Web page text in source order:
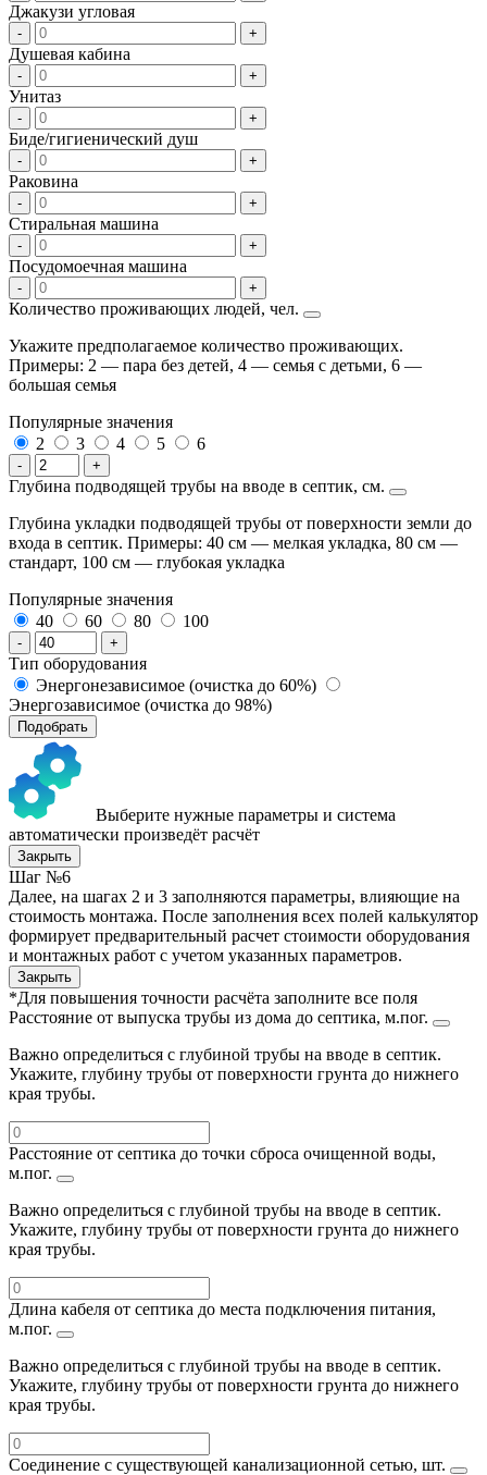
Джакузи угловая
- +
Душевая кабина
- +
Унитаз
- +
Биде/гигиенический душ
- +
Раковина
- +
Стиральная машина
- +
Посудомоечная машина
- +
Количество проживающих людей, чел.
Укажите предполагаемое количество проживающих.
Примеры: 2 — пара без детей, 4 — семья с детьми, 6 —
большая семья
Популярные значения
2
3 4 5 6
- +
Глубина подводящей трубы на вводе в септик, см.
Глубина укладки подводящей трубы от поверхности земли до
входа в септик. Примеры: 40 см — мелкая укладка, 80 см —
стандарт, 100 см — глубокая укладка
Популярные значения
40
60 80 100
- +
Тип оборудования
Энергонезависимое (очистка до 60%)
Энергозависимое (очистка до 98%)
Подобрать
Выберите нужные параметры и система
автоматически произведёт расчёт
Закрыть
Шаг №6
Далее, на шагах 2 и 3 заполняются параметры, влияющие на
стоимость монтажа. После заполнения всех полей калькулятор
формирует предварительный расчет стоимости оборудования
и монтажных работ с учетом указанных параметров.
Закрыть
*Для повышения точности расчёта заполните все поля
Расстояние от выпуска трубы из дома до септика, м.пог.
Важно определиться с глубиной трубы на вводе в септик.
Укажите, глубину трубы от поверхности грунта до нижнего
края трубы.
Расстояние от септика до точки сброса очищенной воды,
м.пог.
Важно определиться с глубиной трубы на вводе в септик.
Укажите, глубину трубы от поверхности грунта до нижнего
края трубы.
Длина кабеля от септика до места подключения питания,
м.пог.
Важно определиться с глубиной трубы на вводе в септик.
Укажите, глубину трубы от поверхности грунта до нижнего
края трубы.
Соединение с существующей канализационной сетью, шт.